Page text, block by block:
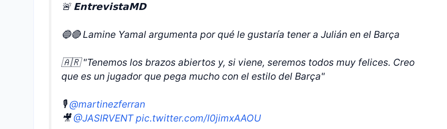
🚨 𝗘𝗻𝘁𝗿𝗲𝘃𝗶𝘀𝘁𝗮𝗠𝗗
🔵🔴 Lamine Yamal argumenta por qué le gustaría tener a Julián en el Barça
🇦🇷 "Tenemos los brazos abiertos y, si viene, seremos todos muy felices. Creo
que es un jugador que pega mucho con el estilo del Barça"
🎙️@martinezferran
🎥@JASIRVENT pic.twitter.com/I0jimxAAOU